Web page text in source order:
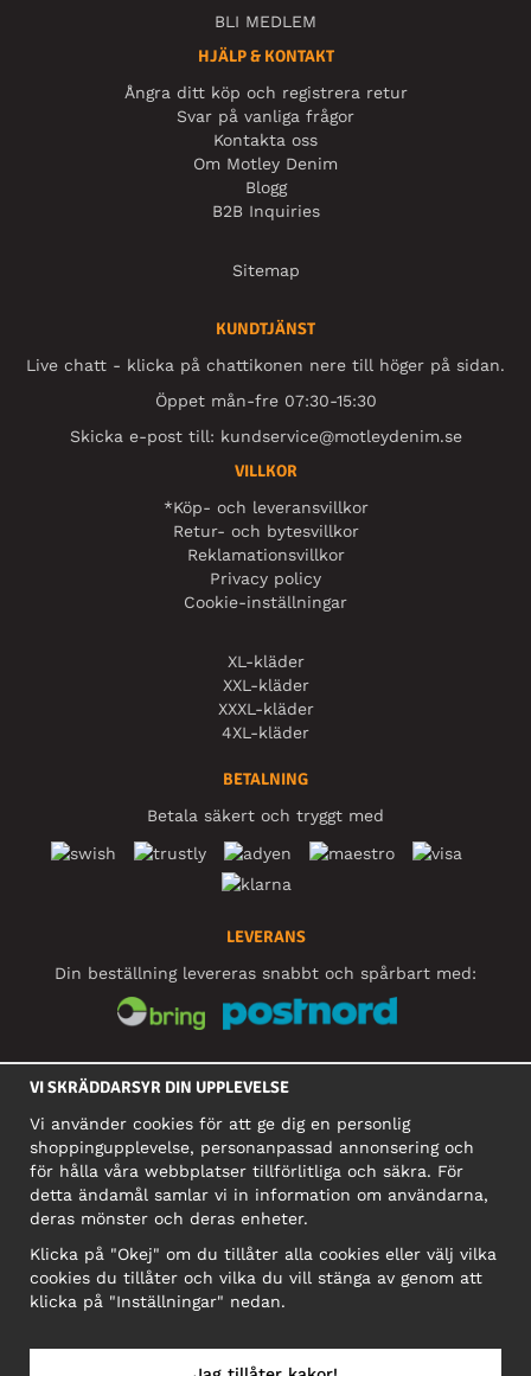
BLI MEDLEM
HJÄLP & KONTAKT
Ångra ditt köp och registrera retur
Svar på vanliga frågor
Kontakta oss
Om Motley Denim
Blogg
B2B Inquiries
Sitemap
KUNDTJÄNST
Live chatt - klicka på chattikonen nere till höger på sidan.
Öppet mån-fre 07:30-15:30
Skicka e-post till: kundservice@motleydenim.se
VILLKOR
*Köp- och leveransvillkor
Retur- och bytesvillkor
Reklamationsvillkor
Privacy policy
Cookie-inställningar
XL-kläder
XXL-kläder
XXXL-kläder
4XL-kläder
BETALNING
Betala säkert och tryggt med
LEVERANS
Din beställning levereras snabbt och spårbart med:
SOCIALA MEDIER
FÖRETAG
Motley Denim Europe OÜ
Narva mnt 5, EE-10117 Tallinn
Org: 12356245, Momsnummer: SE502090048501
OBS! Skicka inte varureturer till denna adress!
VI SKRÄDDARSYR DIN UPPLEVELSE
Vi använder cookies för att ge dig en personlig
shoppingupplevelse, personanpassad annonsering och
för hålla våra webbplatser tillförlitliga och säkra. För
detta ändamål samlar vi in information om användarna,
deras mönster och deras enheter.
Klicka på "Okej" om du tillåter alla cookies eller välj vilka
cookies du tillåter och vilka du vill stänga av genom att
klicka på "Inställningar" nedan.